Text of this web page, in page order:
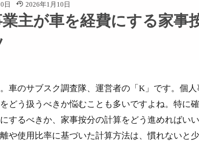
日 2026年1月10日
主が車を経費にする家事
車のサブスク調査隊、運営者の「K」です。個
どう扱うべきか悩むことも多いですよね。特に
するべきか、家事按分の計算をどう進めればい
や使用比率に基づいた計算方法は、慣れないと